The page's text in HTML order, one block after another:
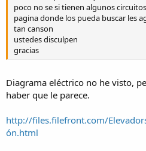
poco no se si tienen algunos
pagina donde los pueda buscar les
tan canson
ustedes disculpen
gracias
Diagrama eléctrico no he visto,
haber que le parece.
http://files.filefront.com/
ón.html